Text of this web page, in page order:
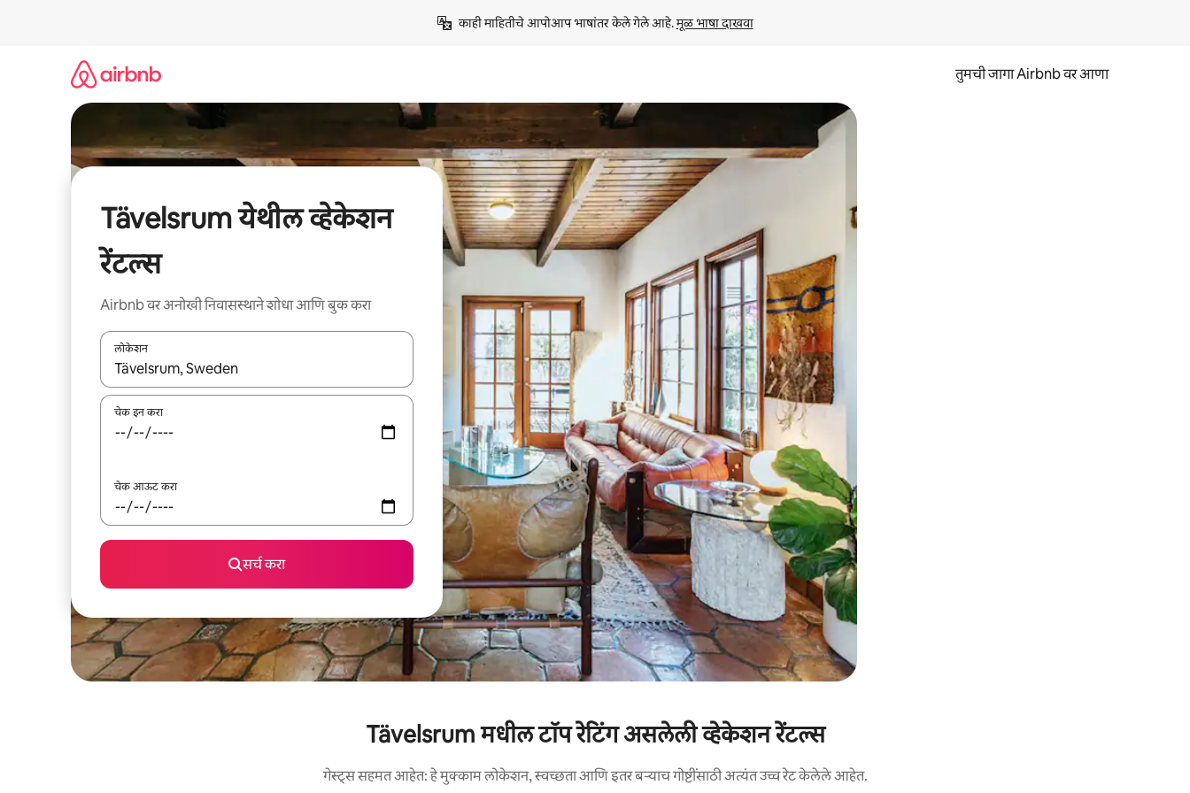
काही माहितीचे आपोआप भाषांतर केले गेले आहे. मूळ भाषा दाखवा
तुमची जागा Airbnb वर आणा
Tävelsrum येथील व्हेकेशन
रेंटल्स
Airbnb वर अनोखी निवासस्थाने शोधा आणि बुक करा
लोकेशन
जेव्हा परिणाम उपलब्ध असतील, तेव्हा वरच्या आणि खाली बाणांच्या किजसह नेव्हिगेट करा किंवा स्पर्शाने स्वाइप जेश्चर्स वापरून एक्सप्लोर करा.
चेक इन करा
चेक आऊट करा
सर्च करा
Tävelsrum मधील टॉप रेटिंग असलेली व्हेकेशन रेंटल्स
गेस्ट्स सहमत आहेत: हे मुक्काम लोकेशन, स्वच्छता आणि इतर बऱ्याच गोष्टींसाठी अत्यंत उच्च रेट केलेले आहेत.